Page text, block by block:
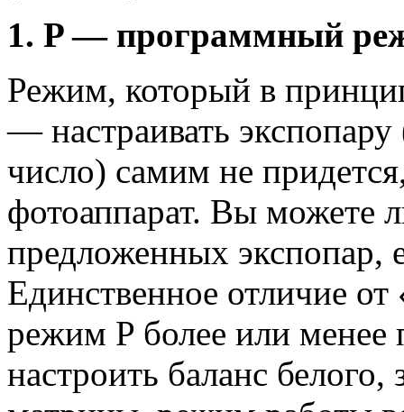
1. P — программный
Режим, который в
— настраивать
число) самим не придется,
фотоаппарат. Вы можете
предложенных экспопар,
Единственное отличие от
режим P более или
настроить баланс белого,